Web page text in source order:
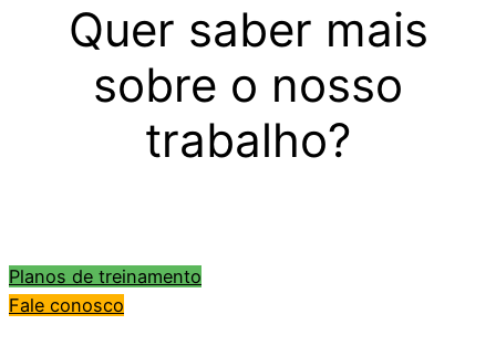
Quer saber mais
sobre o nosso
trabalho?
Planos de treinamento
Fale conosco